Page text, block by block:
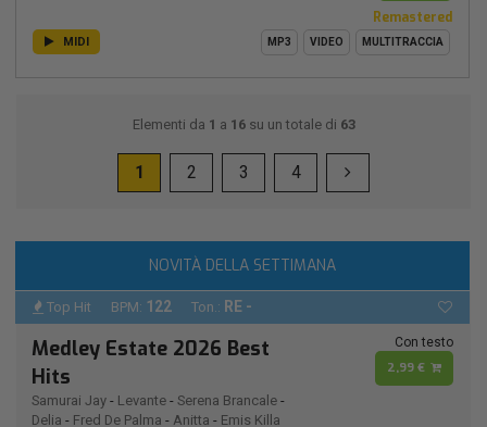
Remastered
MIDI MP3 VIDEO MULTITRACCIA
Elementi da 1 a 16su un totale di 63
1 2 3 4
NOVITÀ DELLA SETTIMANA
Top Hit BPM: 122 Ton.: RE -
Medley Estate 2026 Best
Hits
Samurai Jay - Levante - Serena Brancale -
Delia - Fred De Palma - Anitta - Emis Killa
Con testo
2,99 €